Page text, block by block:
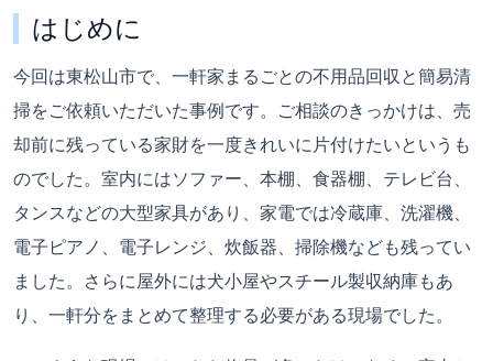
はじめに
今回は東松山市で、一軒家まるごとの不用品回収と簡易清
掃をご依頼いただいた事例です。ご相談のきっかけは、売
却前に残っている家財を一度きれいに片付けたいというも
のでした。室内にはソファー、本棚、食器棚、テレビ台、
タンスなどの大型家具があり、家電では冷蔵庫、洗濯機、
電子ピアノ、電子レンジ、炊飯器、掃除機なども残ってい
ました。さらに屋外には犬小屋やスチール製収納庫もあ
り、一軒分をまとめて整理する必要がある現場でした。